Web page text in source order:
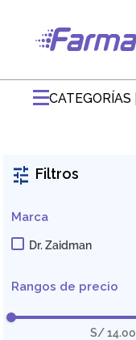
CATEGORÍAS
Filtros
Marca
Dr. Zaidman
Rangos de precio
S/ 14.00
1.
maddre
4.
6.
8.
electrolight
9.
mucovit